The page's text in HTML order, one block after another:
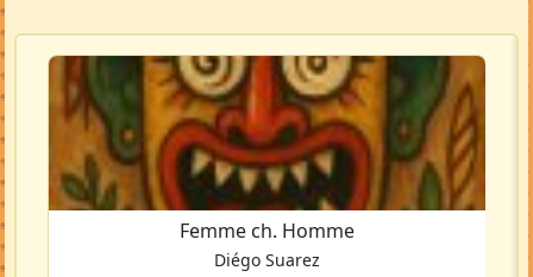
Femme ch. Homme
Diégo Suarez